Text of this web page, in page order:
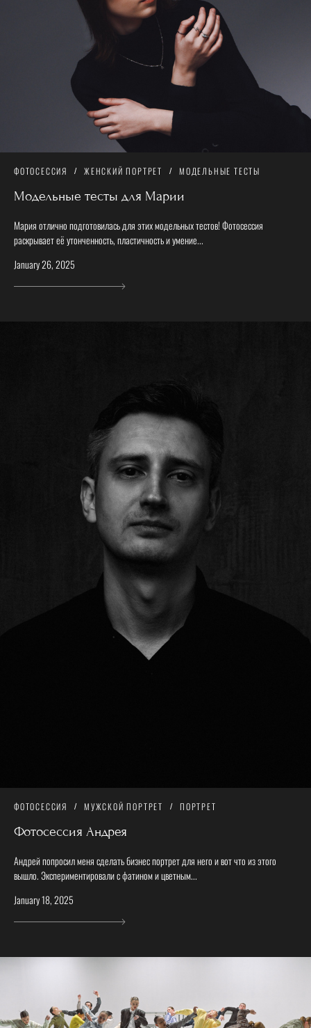
ФОТОСЕССИЯ ЖЕНСКИЙ ПОРТРЕТ МОДЕЛЬНЫЕ ТЕСТЫ
Модельные тесты для Марии
Мария отлично подготовилась для этих модельных тестов! Фотосессия
раскрывает её утонченность, пластичность и умение...
January 26, 2025
ФОТОСЕССИЯ МУЖСКОЙ ПОРТРЕТ ПОРТРЕТ
Фотосессия Андрея
Андрей попросил меня сделать бизнес портрет для него и вот что из этого
вышло. Экспериментировали с фатином и цветным...
January 18, 2025